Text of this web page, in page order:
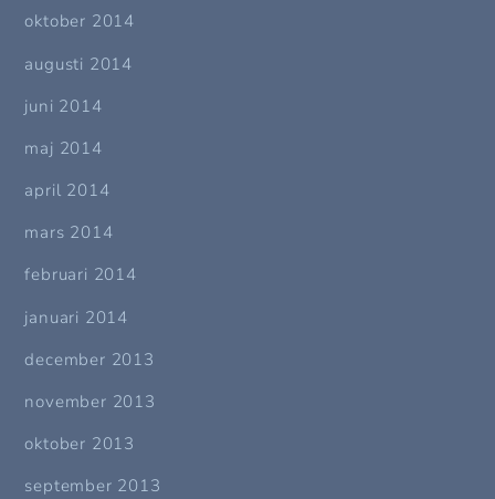
oktober 2014
augusti 2014
juni 2014
maj 2014
april 2014
mars 2014
februari 2014
januari 2014
december 2013
november 2013
oktober 2013
september 2013